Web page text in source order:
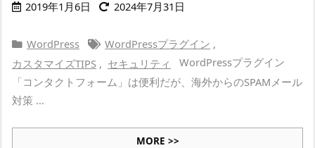
2019年1月6日 2024年7月31日
WordPress WordPressプラグイン ,
カスタマイズTIPS , セキュリティ
WordPressプラグイン
「コンタクトフォーム」は便利だが、海外からのSPAMメール
対策 ...
MORE >>